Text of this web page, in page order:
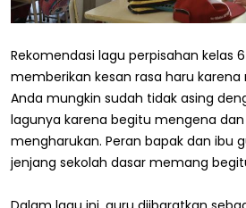
Rekomendasi lagu perpisahan kelas
memberikan kesan rasa haru
Anda mungkin sudah tidak asing
lagunya karena begitu mengena
mengharukan. Peran bapak dan ibu
jenjang sekolah dasar memang